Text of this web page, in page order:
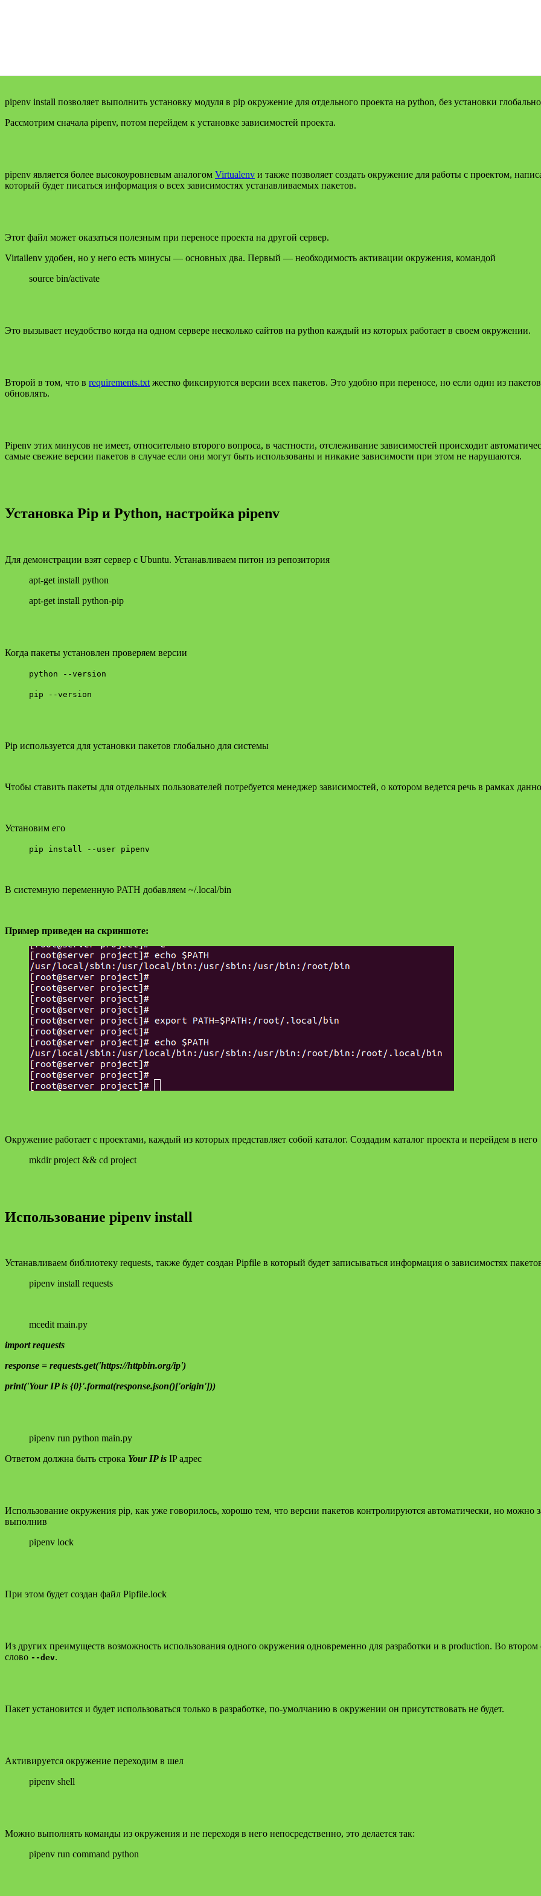
pipenv install позволяет выполнить установку модуля в pip окружение для отдельного проекта на python, без установки
Рассмотрим сначала pipenv, потом перейдем к установке зависимостей проекта.
pipenv является более высокоуровневым аналогом Virtualenv и также позволяет создать окружение для работы с проектом,
который будет писаться информация о всех зависимостях устанавливаемых пакетов.
Этот файл может оказаться полезным при переносе проекта на другой сервер.
Virtailenv удобен, но у него есть минусы — основных два. Первый — необходимость активации окружения, командой
source bin/activate
Это вызывает неудобство когда на одном сервере несколько сайтов на python каждый из которых работает в своем окружении.
Второй в том, что в requirements.txt жестко фиксируются версии всех пакетов. Это удобно при переносе, но если один из
обновлять.
Pipenv этих минусов не имеет, относительно второго вопроса, в частности, отслеживание зависимостей происходит
самые свежие версии пакетов в случае если они могут быть использованы и никакие зависимости при этом не нарушаются.
Установка Pip и Python, настройка pipenv
Для демонстрации взят сервер с Ubuntu. Устанавливаем питон из репозитория
apt-get install python
apt-get install python-pip
Когда пакеты установлен проверяем версии
python --version
pip --version
Pip используется для установки пакетов глобально для системы
Чтобы ставить пакеты для отдельных пользователей потребуется менеджер зависимостей, о котором ведется речь в рамках
Установим его
pip install --user pipenv
В системную переменную PATH добавляем ~/.local/bin
Пример приведен на скриншоте:
Окружение работает с проектами, каждый из которых представляет собой каталог. Создадим каталог проекта и перейдем в него
mkdir project && cd project
Использование pipenv install
Устанавливаем библиотеку requests, также будет создан Pipfile в который будет записываться информация о зависимостях
pipenv install requests
mcedit main.py
import requests
response = requests.get('https://httpbin.org/ip')
print('Your IP is {0}'.format(response.json()['origin']))
pipenv run python main.py
Ответом должна быть строка Your IP is IP адрес
Использование окружения pip, как уже говорилось, хорошо тем, что версии пакетов контролируются автоматически, но можно
выполнив
pipenv lock
При этом будет создан файл Pipfile.lock
Из других преимуществ возможность использования одного окружения одновременно для разработки и в production. Во втором
слово --dev.
Пакет установится и будет использоваться только в разработке, по-умолчанию в окружении он присутствовать не будет.
Активируется окружение переходим в шел
pipenv shell
Можно выполнять команды из окружения и не переходя в него непосредственно, это делается так:
pipenv run command python